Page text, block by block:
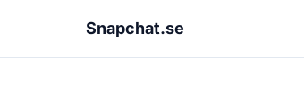
Snapchat.se